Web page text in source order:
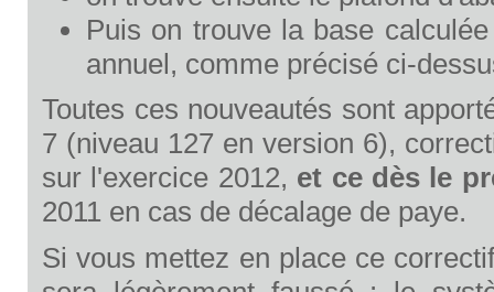
Puis on trouve la base
annuel, comme précisé ci-
Toutes ces nouveautés sont
7 (niveau 127 en version 6),
sur l'exercice 2012, et ce dès le
2011 en cas de décalage de paye.
Si vous mettez en place ce